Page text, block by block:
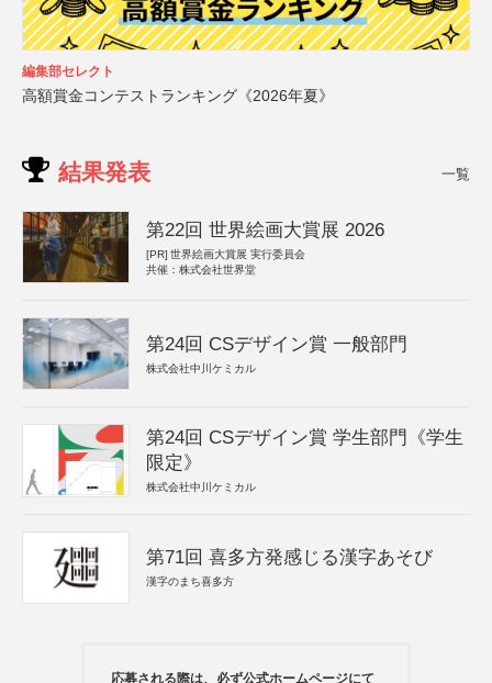
編集部セレクト
高額賞金コンテストランキング《2026年夏》
結果発表 一覧
第22回 世界絵画大賞展 2026
[PR] 世界絵画大賞展 実行委員会
共催：株式会社世界堂
第24回 CSデザイン賞 一般部門
株式会社中川ケミカル
第24回 CSデザイン賞 学生部門《学生
限定》
株式会社中川ケミカル
第71回 喜多方発感じる漢字あそび
漢字のまち喜多方
応募される際は、必ず公式ホームページにて